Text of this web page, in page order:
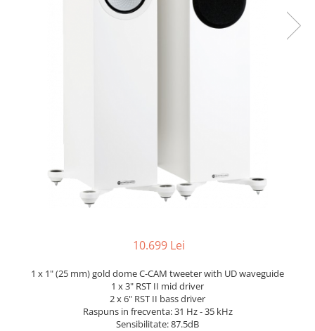
10.699 Lei
1 x 1" (25 mm) gold dome C-CAM tweeter with UD waveguide
1 x 3" RST II mid driver
2 x 6" RST II bass driver
Raspuns in frecventa: 31 Hz - 35 kHz
Sensibilitate: 87.5dB